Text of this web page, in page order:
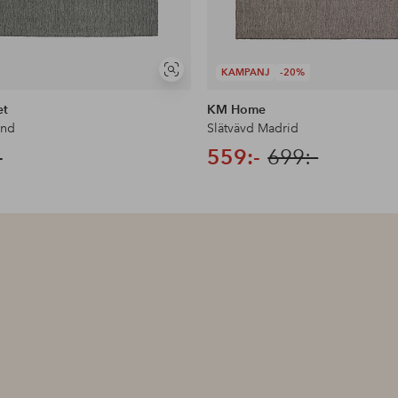
Visa
KAMPANJ -20%
KM Home
Slätvävd Madrid
559:- 699:-